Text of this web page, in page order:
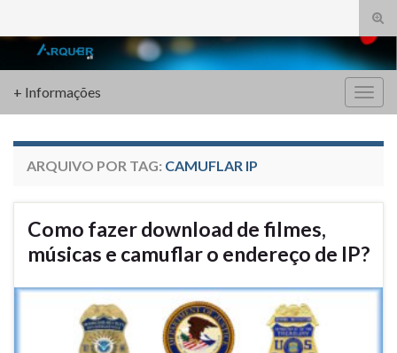
de
Search for:
+ Informações
ARQUIVO POR TAG: CAMUFLAR IP
Como fazer download de filmes,
músicas e camuflar o endereço de IP?